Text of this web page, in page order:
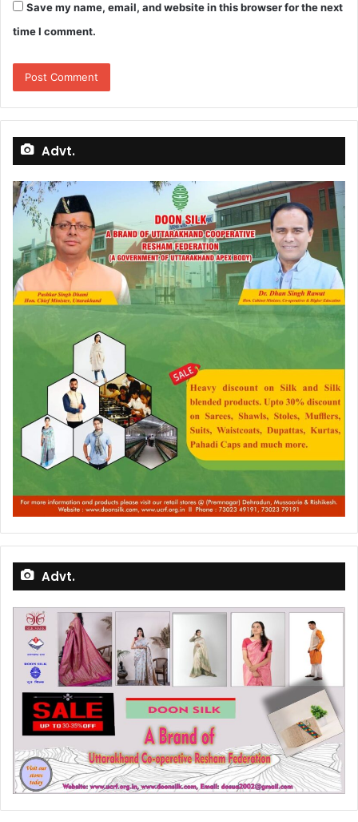
Save my name, email, and website in this browser for the next
time I comment.
Advt.
Advt.